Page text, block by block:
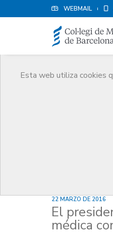
WEBMAIL
Esta web utiliza cookies
22 MARZO DE 2016
El
médica